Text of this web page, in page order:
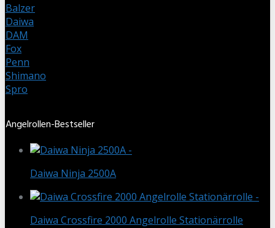
Balzer
Daiwa
DAM
Fox
Penn
Shimano
Spro
Angelrollen-Bestseller
Daiwa Ninja 2500A
Daiwa Crossfire 2000 Angelrolle Stationärrolle